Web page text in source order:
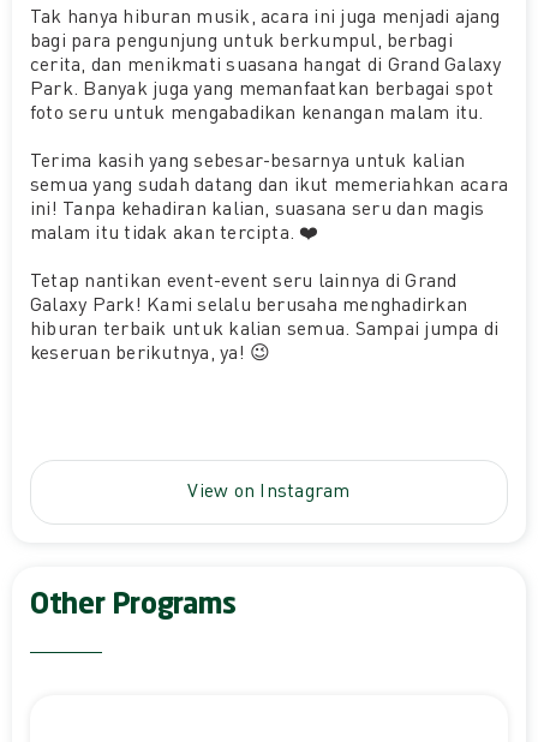
Tak hanya hiburan musik, acara ini juga menjadi ajang
bagi para pengunjung untuk berkumpul, berbagi
cerita, dan menikmati suasana hangat di Grand Galaxy
Park. Banyak juga yang memanfaatkan berbagai spot
foto seru untuk mengabadikan kenangan malam itu.
Terima kasih yang sebesar-besarnya untuk kalian
semua yang sudah datang dan ikut memeriahkan acara
ini! Tanpa kehadiran kalian, suasana seru dan magis
malam itu tidak akan tercipta. ❤️
Tetap nantikan event-event seru lainnya di Grand
Galaxy Park! Kami selalu berusaha menghadirkan
hiburan terbaik untuk kalian semua. Sampai jumpa di
keseruan berikutnya, ya! 😉
View on Instagram
Other Programs